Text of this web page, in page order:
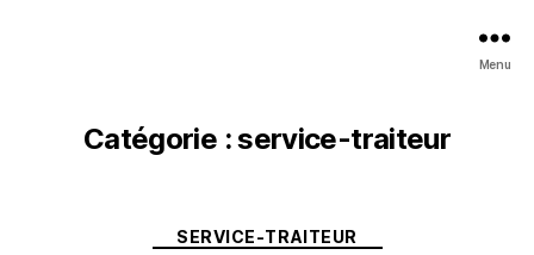
Menu
Catégorie :service-traiteur
Catégories
SERVICE-TRAITEUR